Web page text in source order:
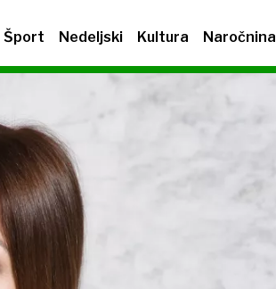
Šport Nedeljski Kultura Naročnina